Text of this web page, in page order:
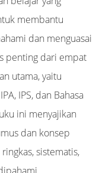
membantu
dan menguasai
penting dari empat
utama, yaitu
IPS, dan Bahasa
ini menyajikan
dan konsep
sistematis,